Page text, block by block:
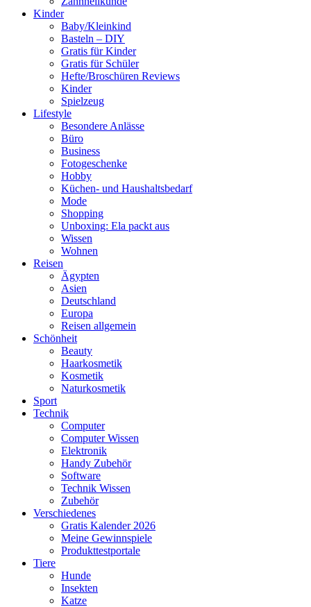
Kinder
Baby/Kleinkind
Basteln – DIY
Gratis für Kinder
Gratis für Schüler
Hefte/Broschüren Reviews
Kinder
Spielzeug
Lifestyle
Besondere Anlässe
Büro
Business
Fotogeschenke
Hobby
Küchen- und Haushaltsbedarf
Mode
Shopping
Unboxing: Ela packt aus
Wissen
Wohnen
Reisen
Ägypten
Asien
Deutschland
Europa
Reisen allgemein
Schönheit
Beauty
Haarkosmetik
Kosmetik
Naturkosmetik
Sport
Technik
Computer
Computer Wissen
Elektronik
Handy Zubehör
Software
Technik Wissen
Zubehör
Verschiedenes
Gratis Kalender 2026
Meine Gewinnspiele
Produkttestportale
Tiere
Hunde
Insekten
Katze